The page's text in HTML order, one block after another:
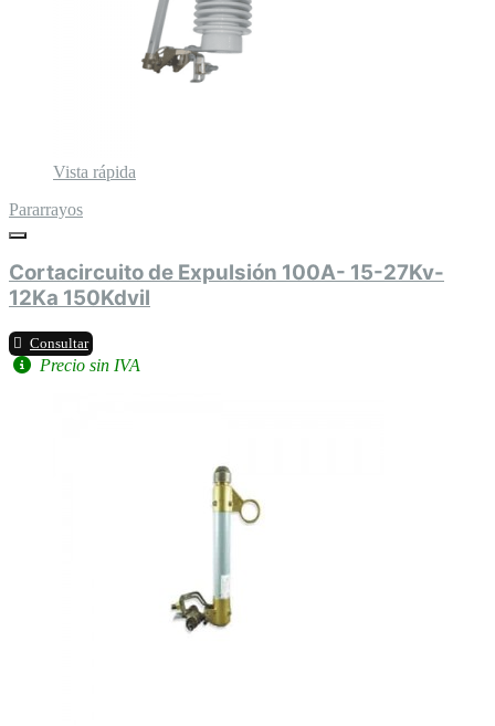
Vista rápida
Pararrayos
Cortacircuito de Expulsión 100A- 15-27Kv-
12Ka 150Kdvil
Consultar
Precio sin IVA